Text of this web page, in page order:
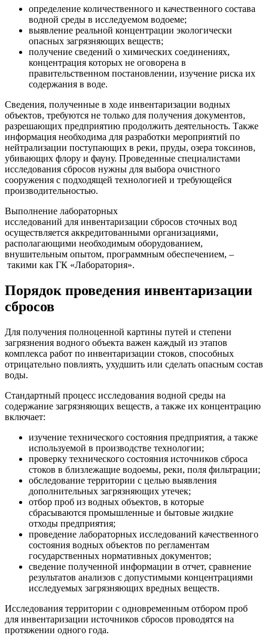
определение количественного и качественного состава
водной среды в исследуемом водоеме;
выявление реальной концентрации экологически
опасных загрязняющих веществ;
получение сведений о химических соединениях,
концентрация которых не оговорена в
правительственном постановлении, изучение риска их
содержания в воде.
Сведения, полученные в ходе инвентаризации водных
объектов, требуются не только для получения документов,
разрешающих предприятию продолжить деятельность. Также
информация необходима для разработки мероприятий по
нейтрализации поступающих в реки, пруды, озера токсинов,
убивающих флору и фауну. Проведенные специалистами
исследования сбросов нужны для выбора очистного
сооружения с подходящей технологией и требующейся
производительностью.
Выполнение лабораторных
исследований для инвентаризации сбросов сточных вод
осуществляется аккредитованными организациями,
располагающими необходимым оборудованием,
внушительным опытом, программным обеспечением, –
такими как ГК «Лаборатория».
Порядок проведения инвентаризации
сбросов
Для получения полноценной картины путей и степени
загрязнения водного объекта важен каждый из этапов
комплекса работ по инвентаризации стоков, способных
отрицательно повлиять, ухудшить или сделать опасным состав
воды.
Стандартный процесс исследования водной среды на
содержание загрязняющих веществ, а также их концентрацию
включает:
изучение технического состояния предприятия, а также
используемой в производстве технологии;
проверку технического состояния источников сброса
стоков в близлежащие водоемы, реки, поля фильтрации;
обследование территории с целью выявления
дополнительных загрязняющих утечек;
отбор проб из водных объектов, в которые
сбрасываются промышленные и бытовые жидкие
отходы предприятия;
проведение лабораторных исследований качественного
состояния водных объектов по регламентам
государственных нормативных документов;
сведение полученной информации в отчет, сравнение
результатов анализов с допустимыми концентрациями
исследуемых загрязняющих вредных веществ.
Исследования территории с одновременным отбором проб
для инвентаризации источников сбросов проводятся на
протяжении одного года.